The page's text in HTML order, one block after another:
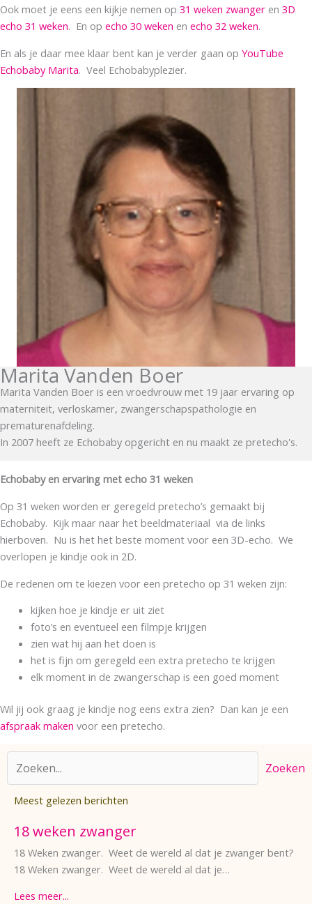
Ook moet je eens een kijkje nemen op 31 weken zwanger en 3D
echo 31 weken. En op echo 30 weken en echo 32 weken.
En als je daar mee klaar bent kan je verder gaan op YouTube
Echobaby Marita. Veel Echobabyplezier.
Marita Vanden Boer
Marita Vanden Boer is een vroedvrouw met 19 jaar ervaring op
materniteit, verloskamer, zwangerschapspathologie en
prematurenafdeling.
In 2007 heeft ze Echobaby opgericht en nu maakt ze pretecho's.
Echobaby en ervaring met echo 31 weken
Op 31 weken worden er geregeld pretecho’s gemaakt bij
Echobaby. Kijk maar naar het beeldmateriaal via de links
hierboven. Nu is het het beste moment voor een 3D-echo. We
overlopen je kindje ook in 2D.
De redenen om te kiezen voor een pretecho op 31 weken zijn:
kijken hoe je kindje er uit ziet
foto’s en eventueel een filmpje krijgen
zien wat hij aan het doen is
het is fijn om geregeld een extra pretecho te krijgen
elk moment in de zwangerschap is een goed moment
Wil jij ook graag je kindje nog eens extra zien? Dan kan je een
afspraak maken voor een pretecho.
Zoeken
Meest gelezen berichten
18 weken zwanger
18 Weken zwanger. Weet de wereld al dat je zwanger bent?
18 Weken zwanger. Weet de wereld al dat je…
Lees meer...